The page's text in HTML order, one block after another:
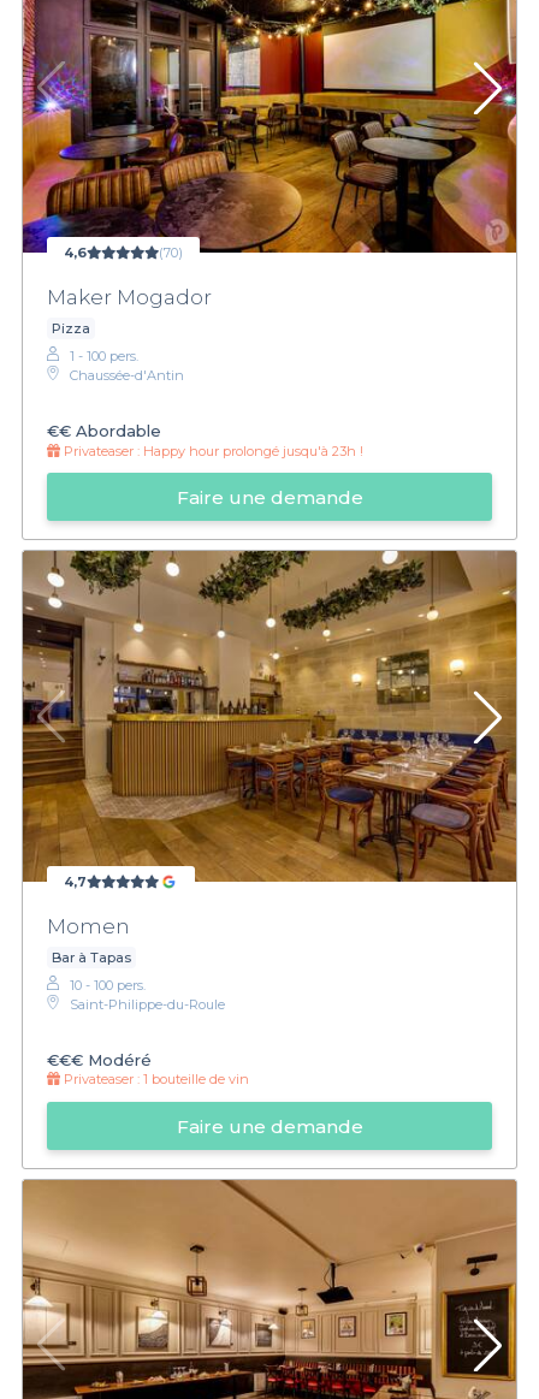
4,6 (70)
Maker Mogador
Pizza
1 - 100 pers.
Chaussée-d'Antin
€€ Abordable
Privateaser : Happy hour prolongé jusqu'à 23h !
Faire une demande
4,7
Momen
Bar à Tapas
10 - 100 pers.
Saint-Philippe-du-Roule
€€€ Modéré
Privateaser : 1 bouteille de vin
Faire une demande